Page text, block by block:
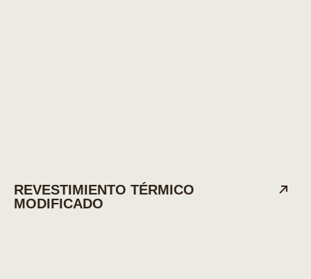
REVESTIMIENTO TÉRMICO
MODIFICADO